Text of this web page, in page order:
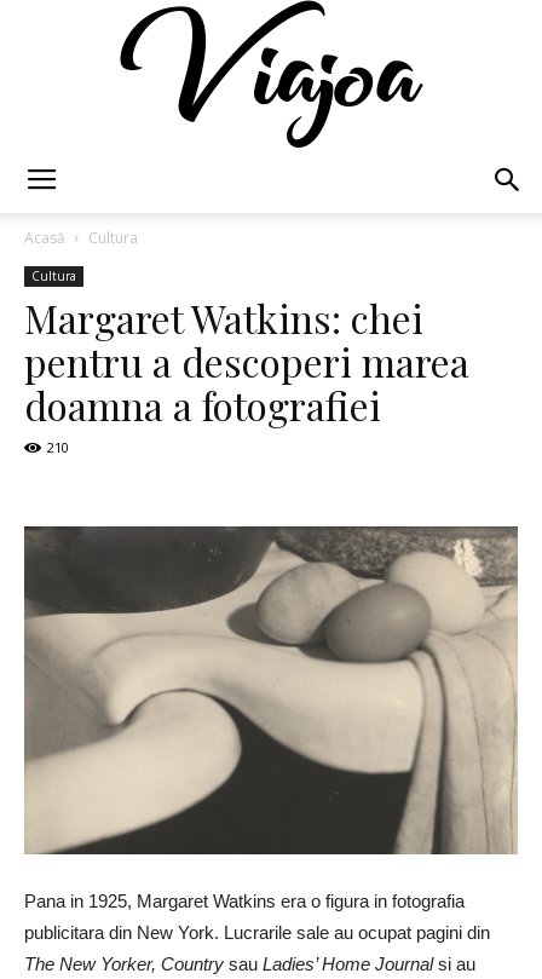
Acasă Cultura
Cultura
Margaret Watkins: chei
pentru a descoperi marea
doamna a fotografiei
210
Pana in 1925, Margaret Watkins era o figura in fotografia
publicitara din New York. Lucrarile sale au ocupat pagini din
The New Yorker, Country sau Ladies’ Home Journalsi au